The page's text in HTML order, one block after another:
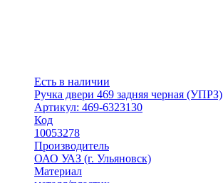
Есть в наличии
Ручка двери 469 задняя черная (УПРЗ)
Артикул: 469-6323130
Код
10053278
Производитель
ОАО УАЗ (г. Ульяновск)
Материал